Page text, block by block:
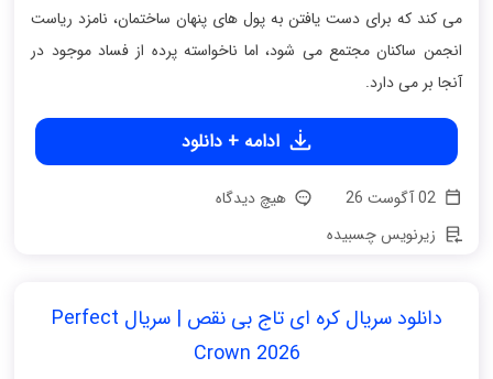
می کند که برای دست یافتن به پول های پنهان ساختمان، نامزد ریاست
انجمن ساکنان مجتمع می شود، اما ناخواسته پرده از فساد موجود در
آنجا بر می دارد.
ادامه + دانلود
02 آگوست 26
هیچ دیدگاه
زیرنویس چسبیده
دانلود سریال کره ای تاج بی‌ نقص | سریال Perfect
Crown 2026